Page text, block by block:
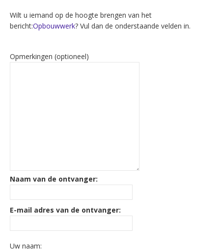
Wilt u iemand op de hoogte brengen van het
bericht:Opbouwwerk? Vul dan de onderstaande velden in.
Opmerkingen (optioneel)
Naam van de ontvanger:
E-mail adres van de ontvanger:
Uw naam: